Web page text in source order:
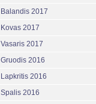
Balandis 2017
Kovas 2017
Vasaris 2017
Gruodis 2016
Lapkritis 2016
Spalis 2016